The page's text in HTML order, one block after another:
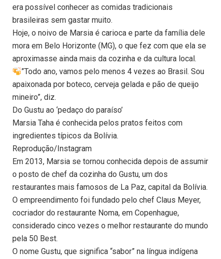
era possível conhecer as comidas tradicionais
brasileiras sem gastar muito.
Hoje, o noivo de Marsia é carioca e parte da família dele
mora em Belo Horizonte (MG), o que fez com que ela se
aproximasse ainda mais da cozinha e da cultura local.
​”Todo ano, vamos pelo menos 4 vezes ao Brasil. Sou
apaixonada por boteco, cerveja gelada e pão de queijo
mineiro”, diz.
Do Gustu ao ‘pedaço do paraíso’
Marsia Taha é conhecida pelos pratos feitos com
ingredientes típicos da Bolívia.
Reprodução/Instagram
Em 2013, Marsia se tornou conhecida depois de assumir
o posto de chef da cozinha do Gustu, um dos
restaurantes mais famosos de La Paz, capital da Bolívia.
O empreendimento foi fundado pelo chef Claus Meyer,
cocriador do restaurante Noma, em Copenhague,
considerado cinco vezes o melhor restaurante do mundo
pela 50 Best.
O nome Gustu, que significa “sabor” na língua indígena